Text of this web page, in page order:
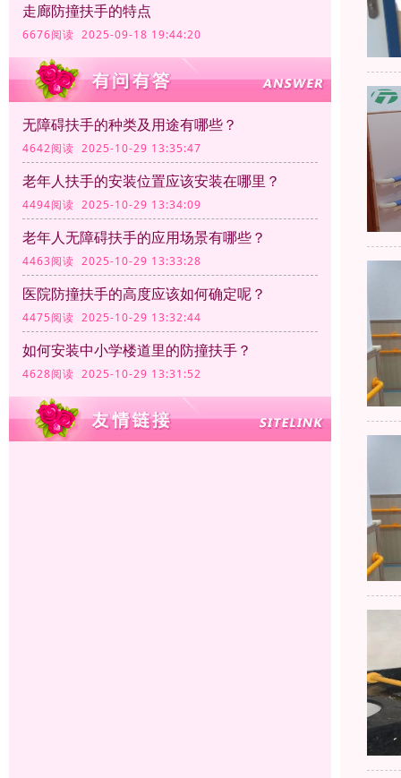
走廊防撞扶手的特点
6676阅读 2025-09-18 19:44:20
无障碍扶手的种类及用途有哪些？
4642阅读 2025-10-29 13:35:47
老年人扶手的安装位置应该安装在哪里？
4494阅读 2025-10-29 13:34:09
老年人无障碍扶手的应用场景有哪些？
4463阅读 2025-10-29 13:33:28
医院防撞扶手的高度应该如何确定呢？
4475阅读 2025-10-29 13:32:44
如何安装中小学楼道里的防撞扶手？
4628阅读 2025-10-29 13:31:52